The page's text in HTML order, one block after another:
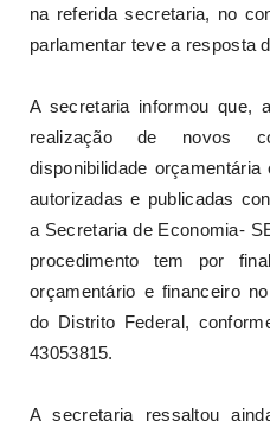
na referida secretaria, no
parlamentar teve a resposta
A secretaria informou que,
realização de novos
disponibilidade
autorizadas e publicadas
a Secretaria de Economia-
procedimento tem por
orçamentário e financeiro
do Distrito Federal,
43053815.
A secretaria ressaltou